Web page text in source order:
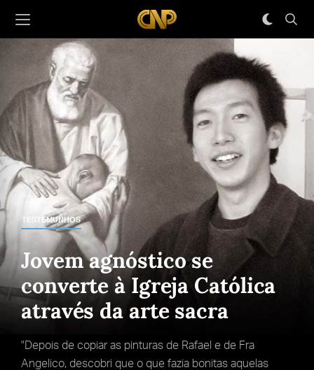
TESTEMUNHOS
Jovem agnóstico se
converte à Igreja Católica
através da arte sacra
"Depois de copiar as pinturas de Rafael e de Fra
Angelico, descobri que o que fazia bonitas aquelas